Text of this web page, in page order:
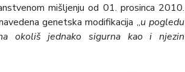
mišljenju od 01. prosinca 2010.
genetska modifikacija „u pogledu
okoliš jednako sigurna kao i njezin